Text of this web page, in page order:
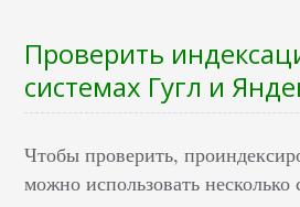
Проверить
системах Гугл и
Чтобы проверить,
можно использовать несколько